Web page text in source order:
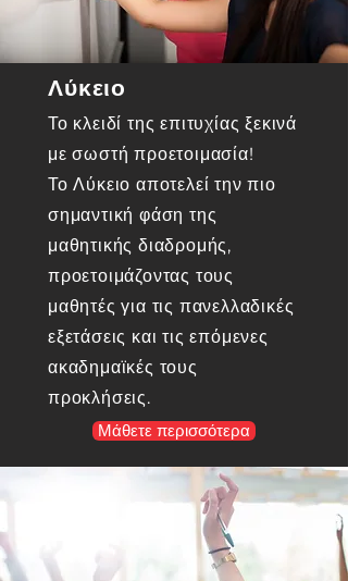
Λύκειο
Το κλειδί της επιτυχίας ξεκινά
με σωστή προετοιμασία!
Το Λύκειο αποτελεί την πιο
σημαντική φάση της
μαθητικής διαδρομής,
προετοιμάζοντας τους
μαθητές για τις πανελλαδικές
εξετάσεις και τις επόμενες
ακαδημαϊκές τους
προκλήσεις.
Μάθετε περισσότερα